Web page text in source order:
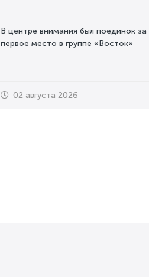
В центре внимания был поединок за
первое место в группе «Восток»
02 августа 2026